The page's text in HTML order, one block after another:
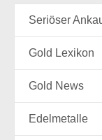
Seriöser
Gold Lexikon
Gold News
Edelmetalle